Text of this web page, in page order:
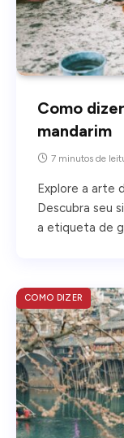
Como
mandarim
7 minutos de
Explore a arte
Descubra seu
a etiqueta de
COMO DIZER